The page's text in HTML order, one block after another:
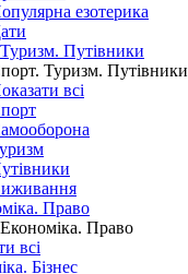
езотерика
Путівники
Туризм. Путівники
всі
Право
Економіка. Право
всі
Бізнес